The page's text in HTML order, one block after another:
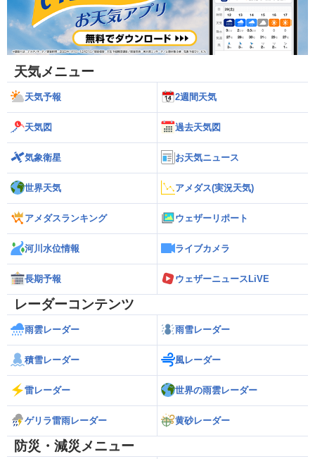
天気メニュー
天気予報 2週間天気
天気図 過去天気図
気象衛星 お天気ニュース
世界天気 アメダス(実況天気)
アメダスランキング ウェザーリポート
河川水位情報 ライブカメラ
長期予報 ウェザーニュースLiVE
レーダーコンテンツ
雨雲レーダー 雨雪レーダー
積雪レーダー 風レーダー
雷レーダー 世界の雨雲レーダー
ゲリラ雷雨レーダー 黄砂レーダー
防災・減災メニュー